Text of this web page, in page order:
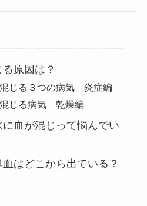
原因は？
じる３つの病気 炎症編
じる病気 乾燥編
血が混じって悩んでい
はどこから出ている？